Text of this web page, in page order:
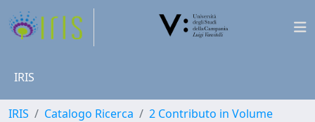
IRIS
IRIS Catalogo Ricerca
2 Contributo in Volume